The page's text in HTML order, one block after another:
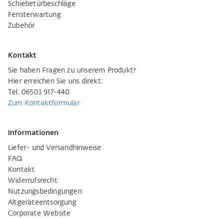
Schiebetürbeschläge
Fensterwartung
Zubehör
Kontakt
Sie haben Fragen zu unserem Produkt?
Hier erreichen Sie uns direkt:
Tel. 06503 917-440
Zum Kontaktformular
Informationen
Liefer- und Versandhinweise
FAQ
Kontakt
Widerrufsrecht
Nutzungsbedingungen
Altgeräteentsorgung
Corporate Website